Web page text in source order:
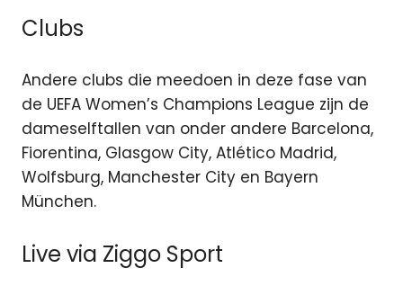
Clubs
Andere clubs die meedoen in deze fase van
de UEFA Women’s Champions League zijn de
dameselftallen van onder andere Barcelona,
Fiorentina, Glasgow City, Atlético Madrid,
Wolfsburg, Manchester City en Bayern
München.
Live via Ziggo Sport